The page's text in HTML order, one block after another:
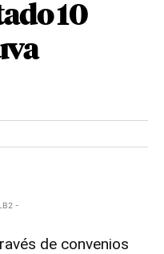
10
-
de convenios